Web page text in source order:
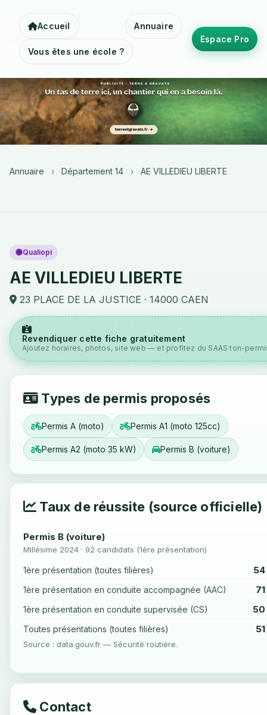
Accueil Annuaire
Vous êtes une école ?
Espace Pro
Annuaire › Département 14 › AE VILLEDIEU LIBERTE
Qualiopi
AE VILLEDIEU LIBERTE
23 PLACE DE LA JUSTICE · 14000 CAEN
Revendiquer cette fiche gratuitement
Ajoutez horaires, photos, site web — et profitez du SAAS ton-
Types de permis proposés
Permis A (moto) Permis A1 (moto 125cc)
Permis A2 (moto 35 kW) Permis B (voiture)
Taux de réussite (source officielle)
Permis B (voiture)
Millésime 2024 · 92 candidats (1ère présentation)
1ère présentation (toutes filières) 54
1ère présentation en conduite accompagnée (AAC)
1ère présentation en conduite supervisée (CS) 50
Toutes présentations (toutes filières)
Source : data.gouv.fr — Sécurité routière.
Contact